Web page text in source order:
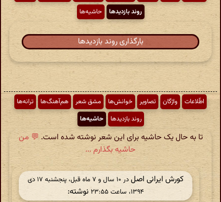
روند بازدیدها
حاشیه‌ها
بارگذاری روند بازدیدها
اطّلاعات واژگان تصاویر خوانش‌ها مشق شعر هم‌آهنگ‌ها
ترانه‌ها
روند بازدیدها
حاشیه‌ها
تا به حال یک حاشیه برای این شعر نوشته شده است. 💬 من
حاشیه بگذارم ...
کورش ایرانی اصل
در ‫۱۰ سال و ۷ ماه قبل، پنجشنبه ۱۷ دی
۱۳۹۴، ساعت ۲۳:۵۵
نوشته: